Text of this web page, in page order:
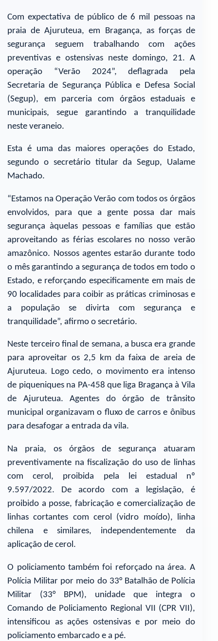
Com expectativa de público de 6 mil pessoas na
praia de Ajuruteua, em Bragança, as forças de
segurança seguem trabalhando com ações
preventivas e ostensivas neste domingo, 21. A
operação “Verão 2024”, deflagrada pela
Secretaria de Segurança Pública e Defesa Social
(Segup), em parceria com órgãos estaduais e
municipais, segue garantindo a tranquilidade
neste veraneio.
Esta é uma das maiores operações do Estado,
segundo o secretário titular da Segup, Ualame
Machado.
“Estamos na Operação Verão com todos os órgãos
envolvidos, para que a gente possa dar mais
segurança àquelas pessoas e famílias que estão
aproveitando as férias escolares no nosso verão
amazônico. Nossos agentes estarão durante todo
o mês garantindo a segurança de todos em todo o
Estado, e reforçando especificamente em mais de
90 localidades para coibir as práticas criminosas e
a população se divirta com segurança e
tranquilidade”, afirmo o secretário.
Neste terceiro final de semana, a busca era grande
para aproveitar os 2,5 km da faixa de areia de
Ajuruteua. Logo cedo, o movimento era intenso
de piqueniques na PA-458 que liga Bragança à Vila
de Ajuruteua. Agentes do órgão de trânsito
municipal organizavam o fluxo de carros e ônibus
para desafogar a entrada da vila.
Na praia, os órgãos de segurança atuaram
preventivamente na fiscalização do uso de linhas
com cerol, proibida pela lei estadual nº
9.597/2022. De acordo com a legislação, é
proibido a posse, fabricação e comercialização de
linhas cortantes com cerol (vidro moído), linha
chilena e similares, independentemente da
aplicação de cerol.
O policiamento também foi reforçado na área. A
Polícia Militar por meio do 33° Batalhão de Polícia
Militar (33° BPM), unidade que integra o
Comando de Policiamento Regional VII (CPR VII),
intensificou as ações ostensivas e por meio do
policiamento embarcado e a pé.